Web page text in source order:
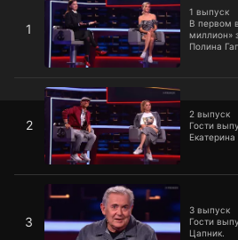
1
1 выпуск
В первом
миллион»
Полина
2
2 выпуск
Гости
Екатерина
2 выпуск
3
3 выпуск
Гости
Цапник.
3 выпуск